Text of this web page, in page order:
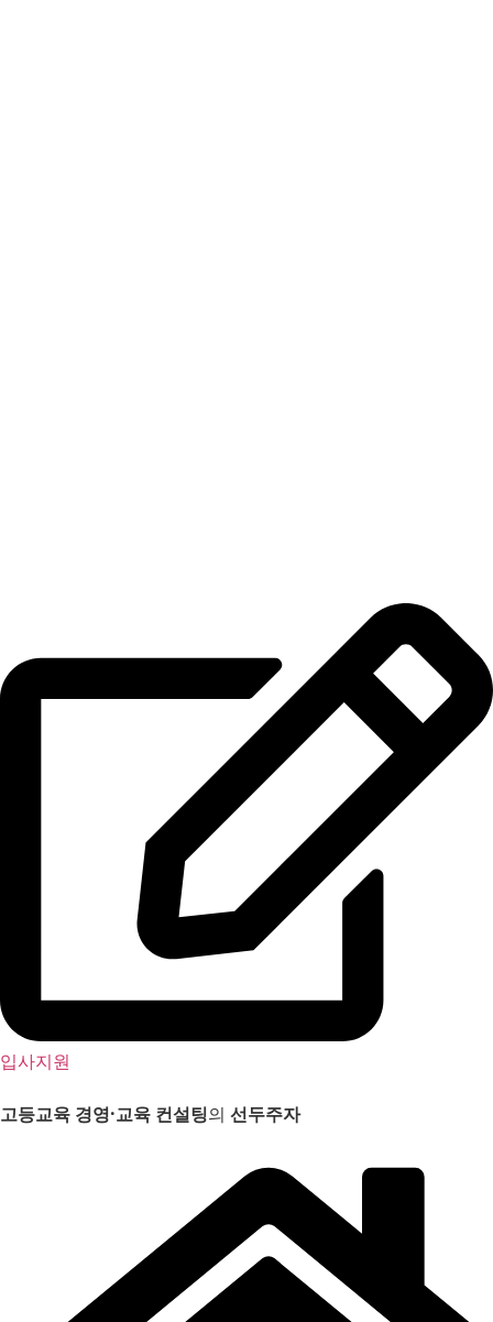
입사지원
고등교육 경영·교육 컨설팅의 선두주자